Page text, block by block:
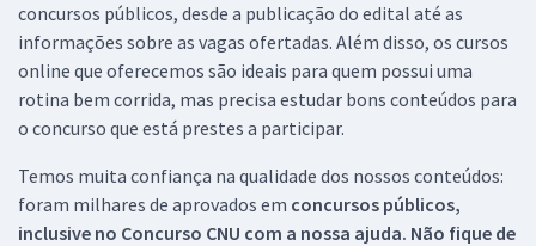
concursos públicos, desde a publicação do edital até as
informações sobre as vagas ofertadas. Além disso, os cursos
online que oferecemos são ideais para quem possui uma
rotina bem corrida, mas precisa estudar bons conteúdos para
o concurso que está prestes a participar.
Temos muita confiança na qualidade dos nossos conteúdos:
foram milhares de aprovados em concursos públicos,
inclusive no Concurso CNU com a nossa ajuda. Não fique de